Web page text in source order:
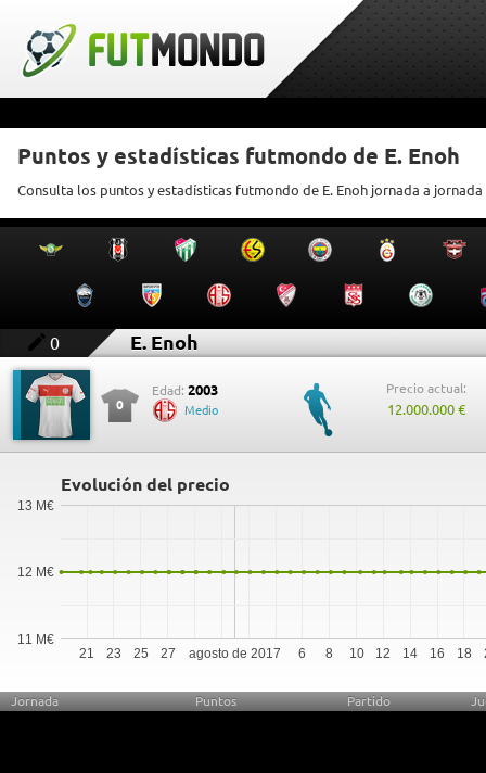
Puntos y estadísticas futmondo de E. Enoh
Consulta los puntos y estadísticas futmondo de E. Enoh jornada a jornada
0 E. Enoh
0
Edad: 2003
Medio
Precio actual:
12.000.000 €
Evolución del precio
agosto de 2017
21 23 25 27 6 8 10 12 14 16 18
11 M€
12 M€
13 M€
Jornada Puntos Partido